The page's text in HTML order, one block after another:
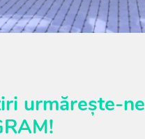
urmărește-ne
!